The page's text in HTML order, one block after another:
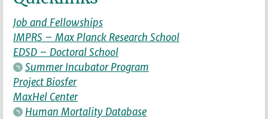
Job and Fellowships
IMPRS – Max Planck Research School
EDSD – Doctoral School
Summer Incubator Program
Project Biosfer
MaxHel Center
Human Mortality Database